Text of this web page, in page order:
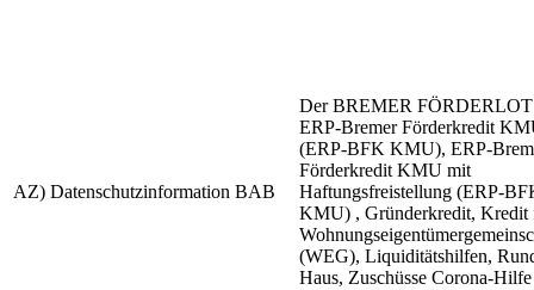
AZ) Datenschutzinformation BAB
Der BREMER
ERP-Bremer Förderkredit
(ERP-BFK KMU), ERP-
Förderkredit KMU mit
Haftungsfreistellung (ERP-
KMU) , Gründerkredit, Kredit
(WEG), Liquiditätshilfen,
Haus, Zuschüsse Corona-Hilfe